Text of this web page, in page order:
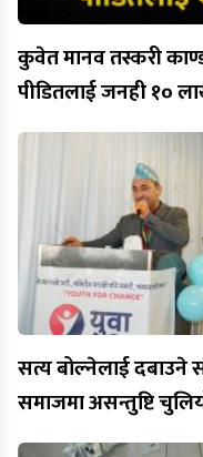
कुवेत मानव तस्करी
पीडितलाई जनही १०
सत्य बोल्नेलाई
समाजमा असन्तुष्टि